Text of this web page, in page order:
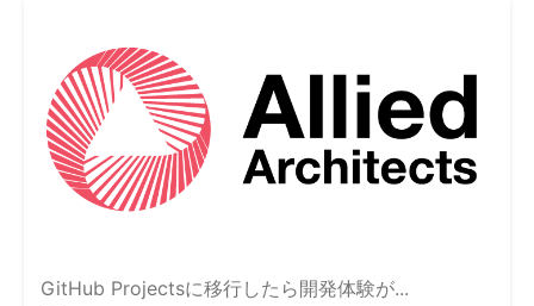
GitHub Projectsに移行したら開発体験が...